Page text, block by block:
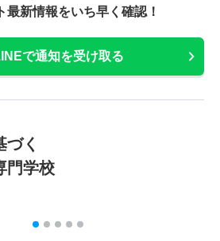
最新情報をいち早く確認！
で通知を受け取る
づく
門学校